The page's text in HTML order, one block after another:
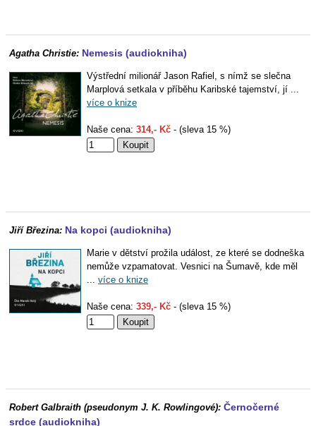
Agatha Christie: Nemesis (audiokniha)
Výstřední milionář Jason Rafiel, s nímž se slečna
Marplová setkala v příběhu Karibské tajemství, jí ...
více o knize
Naše cena: 314,- Kč - (sleva 15 %)
Jiří Březina: Na kopci (audiokniha)
Marie v dětství prožila událost, ze které se dodneška
nemůže vzpamatovat. Vesnici na Šumavě, kde měl
... více o knize
Naše cena: 339,- Kč - (sleva 15 %)
Robert Galbraith (pseudonym J. K. Rowlingové): Černočerné
srdce (audiokniha)